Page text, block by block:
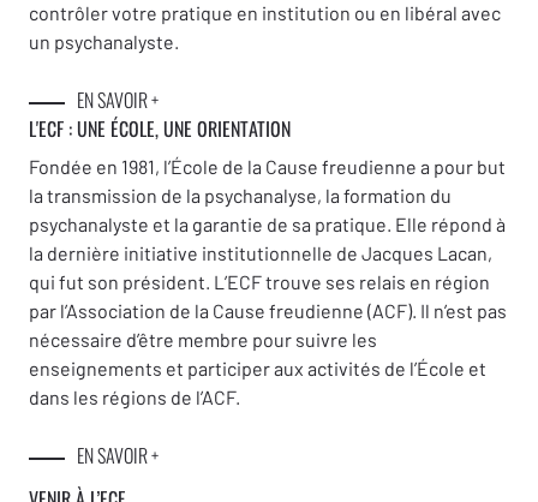
contrôler votre pratique en institution ou en libéral avec
un psychanalyste.
EN SAVOIR +
L'ECF : UNE ÉCOLE, UNE ORIENTATION
Fondée en 1981, l’École de la Cause freudienne a pour but
la transmission de la psychanalyse, la formation du
psychanalyste et la garantie de sa pratique. Elle répond à
la dernière initiative institutionnelle de Jacques Lacan,
qui fut son président. L’ECF trouve ses relais en région
par l’Association de la Cause freudienne (ACF). Il n’est pas
nécessaire d’être membre pour suivre les
enseignements et participer aux activités de l’École et
dans les régions de l’ACF.
EN SAVOIR +